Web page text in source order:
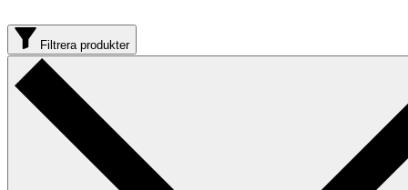
Filtrera produkter